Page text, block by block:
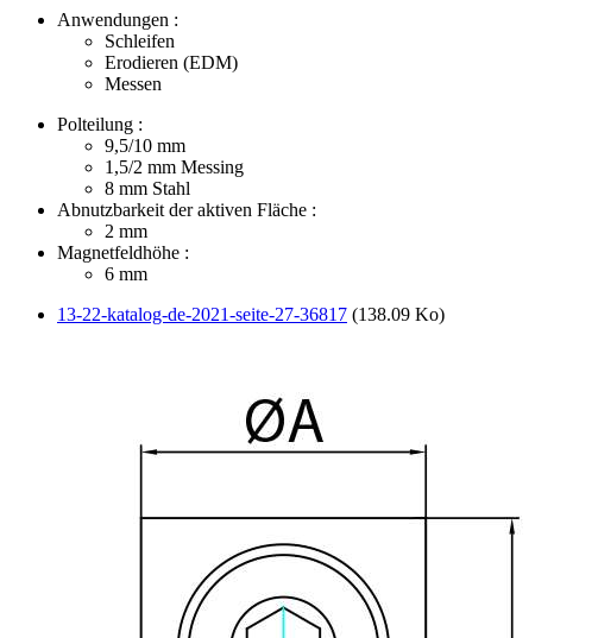
Anwendungen :
Schleifen
Erodieren (EDM)
Messen
Polteilung :
9,5/10 mm
1,5/2 mm Messing
8 mm Stahl
Abnutzbarkeit der aktiven Fläche :
2 mm
Magnetfeldhöhe :
6 mm
13-22-katalog-de-2021-seite-27-36817 (138.09 Ko)